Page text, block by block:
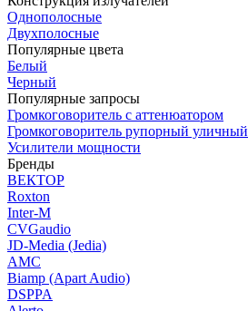
Однополосные
Двухполосные
Популярные цвета
Белый
Черный
Популярные запросы
Громкоговоритель с аттенюатором
Громкоговоритель рупорный уличный
Усилители мощности
Бренды
ВЕКТОР
Roxton
Inter-M
CVGaudio
JD-Media (Jedia)
AMC
Biamp (Apart Audio)
DSPPA